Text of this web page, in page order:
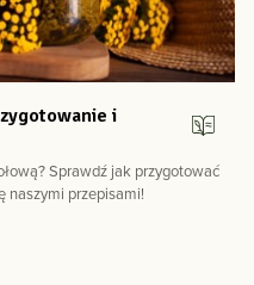
i
Sprawdź jak przygotować
naszymi przepisami!